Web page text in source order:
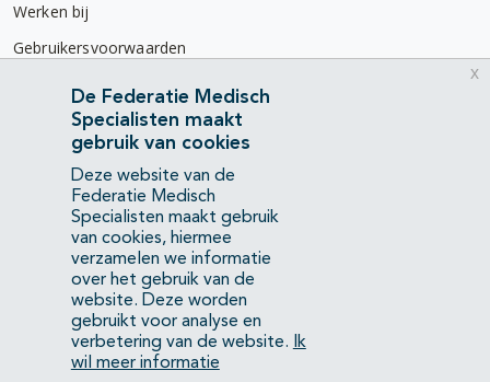
Werken bij
Gebruikersvoorwaarden
Privacyverklaring
Contact
Mercatorlaan 1200
3528 BL Utrecht
(088) 505 34 34
info@richtlijnendatabase.nl
YouTubeLinkedIn
De Federatie Medisch
Specialisten maakt
gebruik van cookies
Deze website van de
Federatie Medisch
Specialisten maakt gebruik
van cookies, hiermee
verzamelen we informatie
over het gebruik van de
website. Deze worden
gebruikt voor analyse en
verbetering van de website.
Ik
wil meer informatie
x